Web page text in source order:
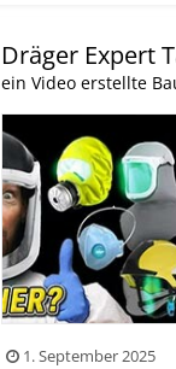
Dräger Expert
ein Video erstellte
1. September 2025